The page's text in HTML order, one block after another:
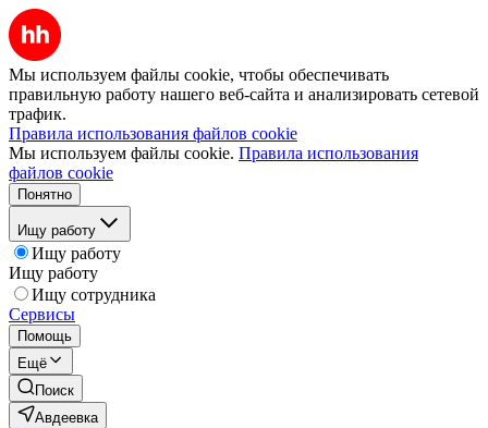
Мы используем файлы cookie, чтобы обеспечивать
правильную работу нашего веб-сайта и анализировать сетевой
трафик.
Правила использования файлов cookie
Мы используем файлы cookie. Правила использования
файлов cookie
Понятно
Ищу работу
Ищу работу
Ищу работу
Ищу сотрудника
Сервисы
Помощь
Ещё
Поиск
Авдеевка